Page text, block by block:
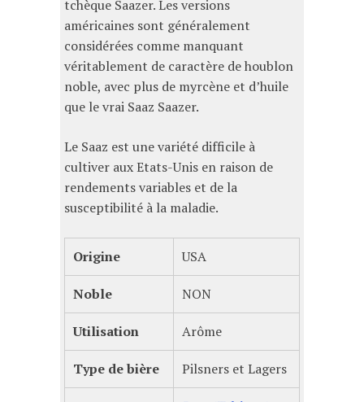
tchèque Saazer. Les versions
américaines sont généralement
considérées comme manquant
véritablement de caractère de houblon
noble, avec plus de myrcène et d’huile
que le vrai Saaz Saazer.
Le Saaz est une variété difficile à
cultiver aux Etats-Unis en raison de
rendements variables et de la
susceptibilité à la maladie.
Origine USA
Noble NON
Utilisation Arôme
Type de bière Pilsners et Lagers